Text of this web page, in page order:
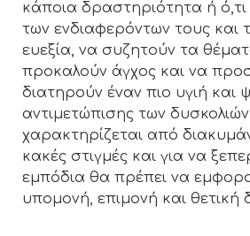
κάποια δραστηριότητα ή ό,τι
των ενδιαφερόντων τους και
ευεξία, να συζητούν τα
προκαλούν άγχος και να
διατηρούν έναν πιο υγιή και
αντιμετώπισης των
χαρακτηρίζεται από
κακές στιγμές και για να
εμπόδια θα πρέπει να
υπομονή, επιμονή και θετική